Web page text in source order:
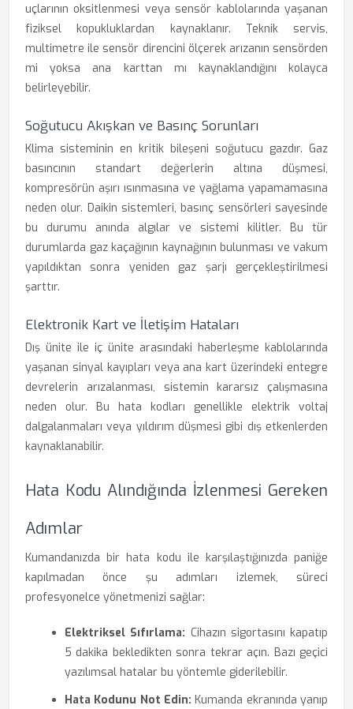
uçlarının oksitlenmesi veya sensör kablolarında yaşanan
fiziksel kopukluklardan kaynaklanır. Teknik servis,
multimetre ile sensör direncini ölçerek arızanın sensörden
mi yoksa ana karttan mı kaynaklandığını kolayca
belirleyebilir.
Soğutucu Akışkan ve Basınç Sorunları
Klima sisteminin en kritik bileşeni soğutucu gazdır. Gaz
basıncının standart değerlerin altına düşmesi,
kompresörün aşırı ısınmasına ve yağlama yapamamasına
neden olur. Daikin sistemleri, basınç sensörleri sayesinde
bu durumu anında algılar ve sistemi kilitler. Bu tür
durumlarda gaz kaçağının kaynağının bulunması ve vakum
yapıldıktan sonra yeniden gaz şarjı gerçekleştirilmesi
şarttır.
Elektronik Kart ve İletişim Hataları
Dış ünite ile iç ünite arasındaki haberleşme kablolarında
yaşanan sinyal kayıpları veya ana kart üzerindeki entegre
devrelerin arızalanması, sistemin kararsız çalışmasına
neden olur. Bu hata kodları genellikle elektrik voltaj
dalgalanmaları veya yıldırım düşmesi gibi dış etkenlerden
kaynaklanabilir.
Hata Kodu Alındığında İzlenmesi Gereken
Adımlar
Kumandanızda bir hata kodu ile karşılaştığınızda paniğe
kapılmadan önce şu adımları izlemek, süreci
profesyonelce yönetmenizi sağlar:
Elektriksel Sıfırlama: Cihazın sigortasını kapatıp
5 dakika bekledikten sonra tekrar açın. Bazı geçici
yazılımsal hatalar bu yöntemle giderilebilir.
Hata Kodunu Not Edin: Kumanda ekranında yanıp